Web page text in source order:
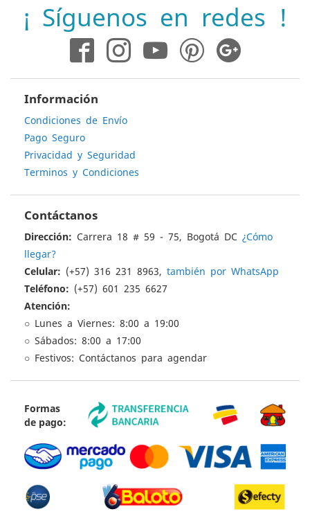
de
noticias:
¡ Síguenos en redes !
Información
Condiciones de Envío
Pago Seguro
Privacidad y Seguridad
Terminos y Condiciones
Contáctanos
Dirección: Carrera 18 # 59 - 75, Bogotá DC ¿Cómo
llegar?
Celular: (+57) 316 231 8963, también por WhatsApp
Teléfono: (+57) 601 235 6627
Atención:
○ Lunes a Viernes: 8:00 a 19:00
○ Sábados: 8:00 a 17:00
○ Festivos: Contáctanos para agendar
Formas
de pago: